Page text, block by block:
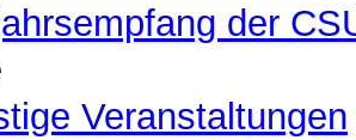
der
Veranstaltungen